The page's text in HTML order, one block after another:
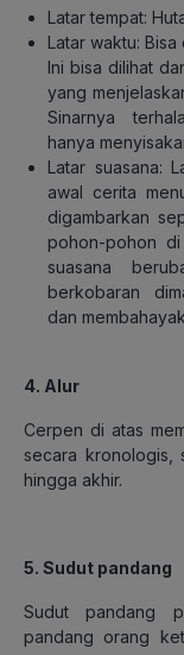
Latar tempat:
Latar waktu:
Ini bisa dilihat
yang
Sinarnya
hanya
Latar suasana:
awal cerita
digambarkan
pohon-pohon di
suasana
berkobaran
dan
4. Alur
Cerpen di atas
secara kronologis,
hingga akhir.
5. Sudut pandang
Sudut pandang
pandang orang